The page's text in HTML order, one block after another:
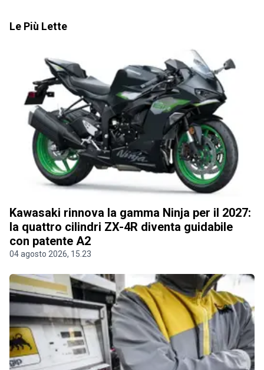
Le Più Lette
Kawasaki rinnova la gamma Ninja per il 2027:
la quattro cilindri ZX-4R diventa guidabile
con patente A2
04 agosto 2026, 15.23